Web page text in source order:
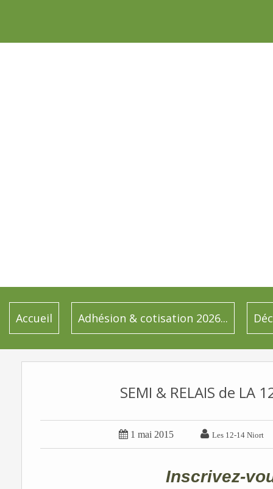
Accueil Adhésion & cotisation 2026...
SEMI & RELAIS de LA
 1 mai 2015  Les 12-14 Niort
Inscrivez-